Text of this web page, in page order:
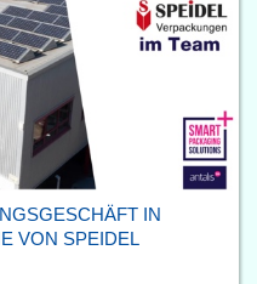
IN
VON SPEIDEL